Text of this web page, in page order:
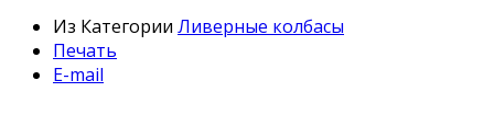
Из Категории Ливерные колбасы
Печать
E-mail